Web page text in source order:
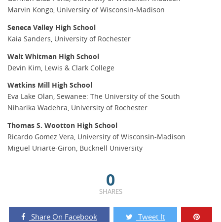
Marvin Kongo, University of Wisconsin-Madison
Seneca Valley High School
Kaia Sanders, University of Rochester
Walt Whitman High School
Devin Kim, Lewis & Clark College
Watkins Mill High School
Eva Lake Olan, Sewanee: The University of the South
Niharika Wadehra, University of Rochester
Thomas S. Wootton High School
Ricardo Gomez Vera, University of Wisconsin-Madison
Miguel Uriarte-Giron, Bucknell University
0
SHARES
Share On Facebook Tweet It